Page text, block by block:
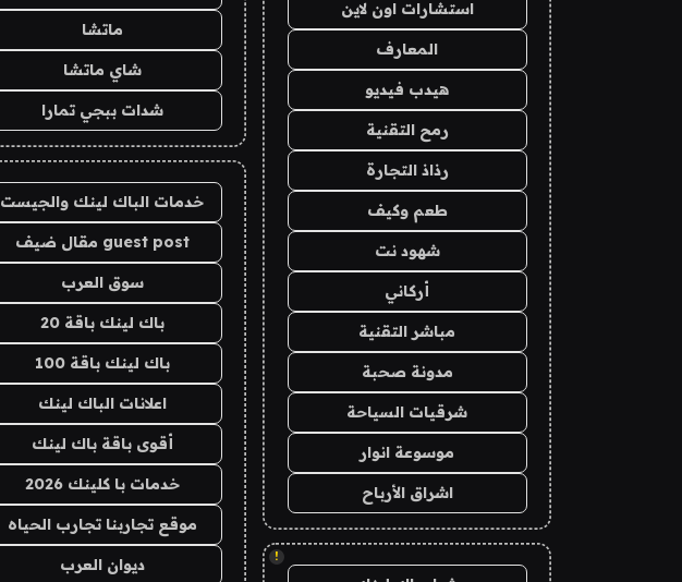
استشارات اون لاين
المعارف
هيدب فيديو
رمح التقنية
رذاذ التجارة
طعم وكيف
شهود نت
أركاني
مباشر التقنية
مدونة صحبة
شرقيات السياحة
موسوعة انوار
اشراق الأرباح
!
ماتشا
شاي ماتشا
شدات ببجي تمارا
خدمات الباك لينك والجيست
guest post مقال ضيف
سوق العرب
باك لينك باقة 20
باك لينك باقة 100
اعلانات الباك لينك
أقوى باقة باك لينك
خدمات با كلينك 2026
موقع تجاربنا تجارب الحياه
ديوان العرب